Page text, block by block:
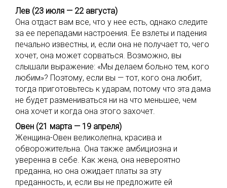
Лев (23 июля — 22 августа)
Она отдаст вам все, что у нее есть, однако следите
за ее перепадами настроения. Ее взлеты и падения
печально известны, и, если она не получает то, чего
хочет, она может сорваться. Возможно, вы
слышали выражение: «Мы делаем больно тем, кого
любим»? Поэтому, если вы — тот, кого она любит,
тогда приготовьтесь к ударам, потому что эта дама
не будет размениваться ни на что меньшее, чем
она хочет и когда она этого захочет.
Овен (21 марта — 19 апреля)
Женщина-Овен великолепна, красива и
обворожительна. Она также амбициозна и
уверенна в себе. Как жена, она невероятно
преданна, но она ожидает платы за эту
преданность, и, если вы не предложите ей